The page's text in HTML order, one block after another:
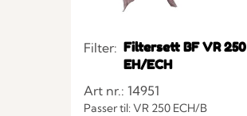
Filter: Filtersett BF VR 250
EH/ECH
Art nr.: 14951
Passer til: VR 250 ECH/B